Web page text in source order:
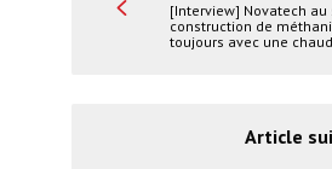
[Interview] Novatech au
construction de
toujours avec une
Article